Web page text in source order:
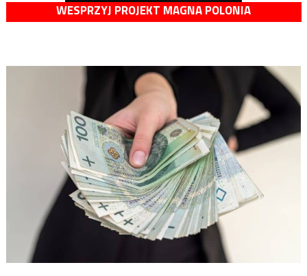
WESPRZYJ PROJEKT MAGNA POLONIA